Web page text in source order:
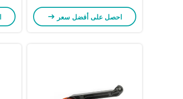
الثقيل ربط الشريط المضطرب
احصل على أفضل سعر